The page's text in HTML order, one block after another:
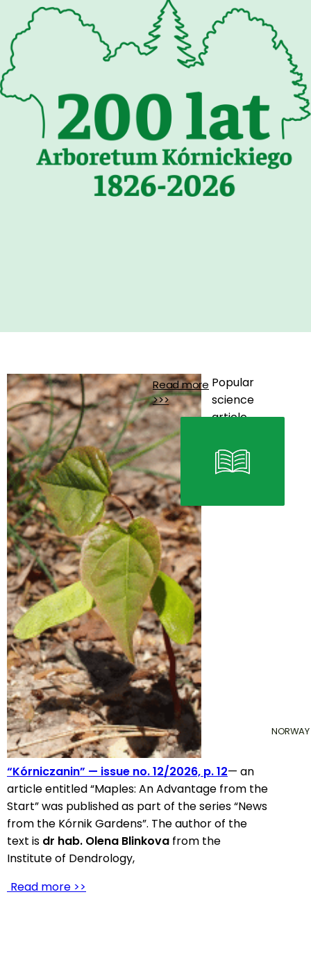
Read more
>>>
Popular
science
article
NORWAY
2026
“Kórniczanin” — issue no. 12/2026, p. 12— an
article entitled “Maples: An Advantage from the
Start” was published as part of the series “News
from the Kórnik Gardens”. The author of the
text is dr hab. Olena Blinkova from the
Institute of Dendrology,
Read more >>